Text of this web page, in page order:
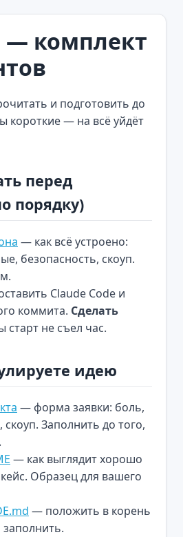
— комплект
и подготовить до
короткие — на всё уйдёт
перед
порядку)
— как всё устроено:
безопасность, скоуп.
Claude Code и
коммита. Сделать
старт не съел час.
идею
— форма заявки: боль,
скоуп. Заполнить до того,
— как выглядит хорошо
Образец для вашего
— положить в корень